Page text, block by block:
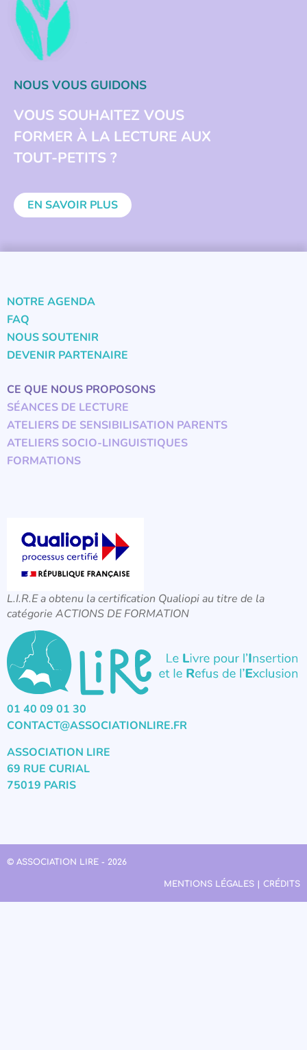
NOUS VOUS GUIDONS
VOUS SOUHAITEZ VOUS
FORMER À LA LECTURE AUX
TOUT-PETITS ?
EN SAVOIR PLUS
NOTRE AGENDA
FAQ
NOUS SOUTENIR
DEVENIR PARTENAIRE
CE QUE NOUS PROPOSONS
SÉANCES DE LECTURE
ATELIERS DE SENSIBILISATION PARENTS
ATELIERS SOCIO-LINGUISTIQUES
FORMATIONS
L.I.R.E a obtenu la certification Qualiopi au titre de la
catégorie ACTIONS DE FORMATION
01 40 09 01 30
CONTACT@ASSOCIATIONLIRE.FR
ASSOCIATION LIRE
69 RUE CURIAL
75019 PARIS
© ASSOCIATION LIRE - 2026
MENTIONS LÉGALES | CRÉDITS